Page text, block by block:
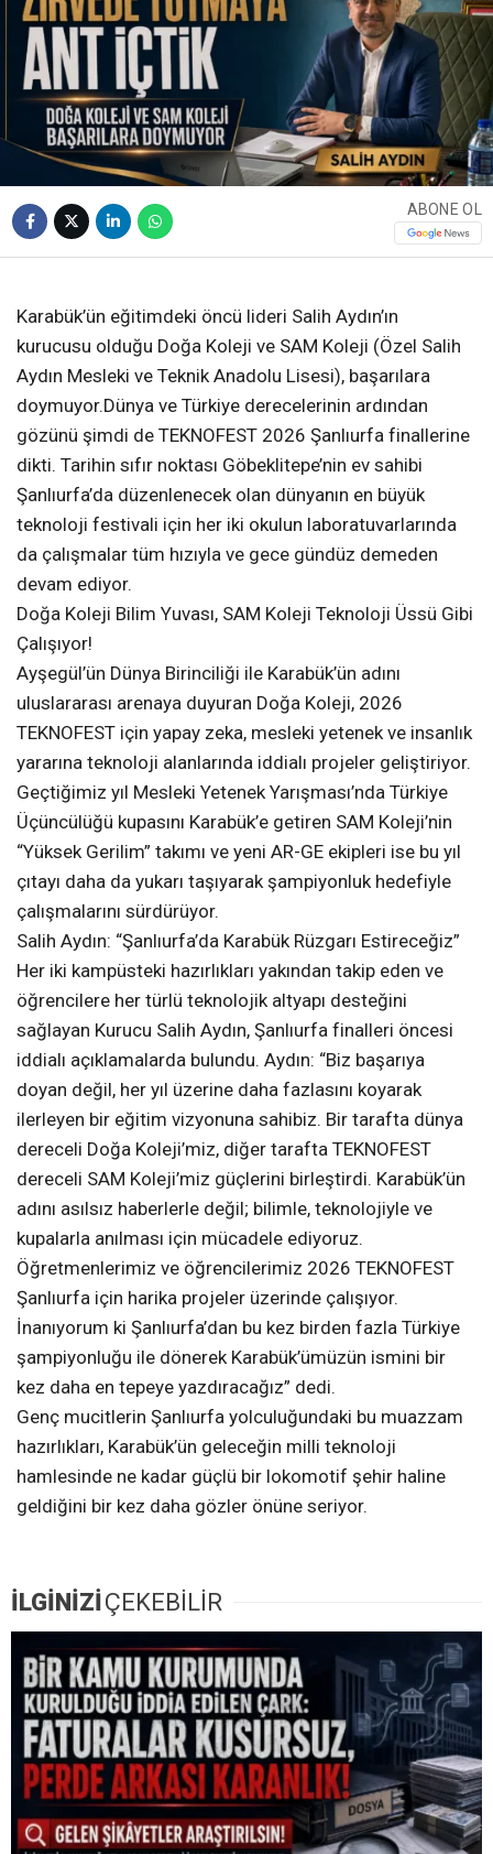
ABONE OL
Karabük’ün eğitimdeki öncü lideri Salih Aydın’ın
kurucusu olduğu Doğa Koleji ve SAM Koleji (Özel Salih
Aydın Mesleki ve Teknik Anadolu Lisesi), başarılara
doymuyor.Dünya ve Türkiye derecelerinin ardından
gözünü şimdi de TEKNOFEST 2026 Şanlıurfa finallerine
dikti. Tarihin sıfır noktası Göbeklitepe’nin ev sahibi
Şanlıurfa’da düzenlenecek olan dünyanın en büyük
teknoloji festivali için her iki okulun laboratuvarlarında
da çalışmalar tüm hızıyla ve gece gündüz demeden
devam ediyor.
Doğa Koleji Bilim Yuvası, SAM Koleji Teknoloji Üssü Gibi
Çalışıyor!
Ayşegül’ün Dünya Birinciliği ile Karabük’ün adını
uluslararası arenaya duyuran Doğa Koleji, 2026
TEKNOFEST için yapay zeka, mesleki yetenek ve insanlık
yararına teknoloji alanlarında iddialı projeler geliştiriyor.
Geçtiğimiz yıl Mesleki Yetenek Yarışması’nda Türkiye
Üçüncülüğü kupasını Karabük’e getiren SAM Koleji’nin
“Yüksek Gerilim” takımı ve yeni AR-GE ekipleri ise bu yıl
çıtayı daha da yukarı taşıyarak şampiyonluk hedefiyle
çalışmalarını sürdürüyor.
Salih Aydın: “Şanlıurfa’da Karabük Rüzgarı Estireceğiz”
Her iki kampüsteki hazırlıkları yakından takip eden ve
öğrencilere her türlü teknolojik altyapı desteğini
sağlayan Kurucu Salih Aydın, Şanlıurfa finalleri öncesi
iddialı açıklamalarda bulundu. Aydın: “Biz başarıya
doyan değil, her yıl üzerine daha fazlasını koyarak
ilerleyen bir eğitim vizyonuna sahibiz. Bir tarafta dünya
dereceli Doğa Koleji’miz, diğer tarafta TEKNOFEST
dereceli SAM Koleji’miz güçlerini birleştirdi. Karabük’ün
adını asılsız haberlerle değil; bilimle, teknolojiyle ve
kupalarla anılması için mücadele ediyoruz.
Öğretmenlerimiz ve öğrencilerimiz 2026 TEKNOFEST
Şanlıurfa için harika projeler üzerinde çalışıyor.
İnanıyorum ki Şanlıurfa’dan bu kez birden fazla Türkiye
şampiyonluğu ile dönerek Karabük’ümüzün ismini bir
kez daha en tepeye yazdıracağız” dedi.
Genç mucitlerin Şanlıurfa yolculuğundaki bu muazzam
hazırlıkları, Karabük’ün geleceğin milli teknoloji
hamlesinde ne kadar güçlü bir lokomotif şehir haline
geldiğini bir kez daha gözler önüne seriyor.
İLGİNİZİÇEKEBİLİR